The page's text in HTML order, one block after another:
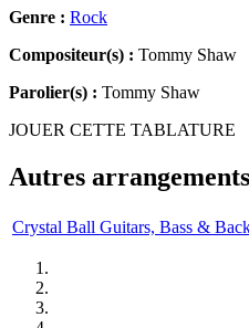
Genre : Rock
Compositeur(s) : Tommy Shaw
Parolier(s) : Tommy Shaw
JOUER CETTE TABLATURE
Autres
Crystal Ball Guitars, Bass &